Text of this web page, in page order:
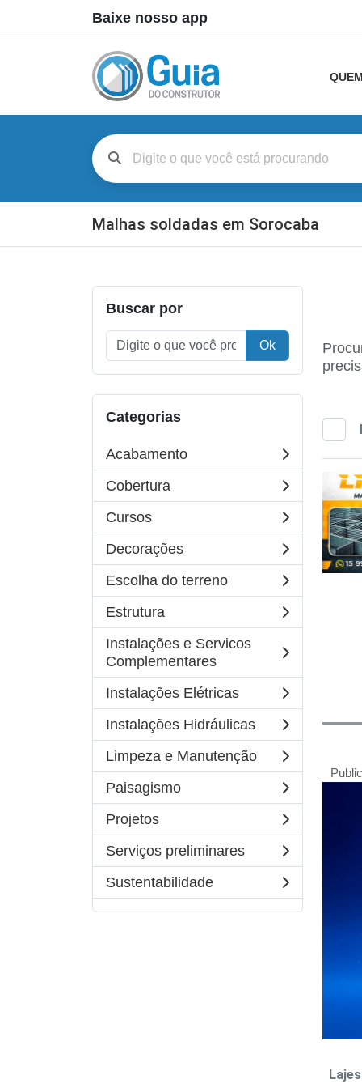
Baixe nosso app
Malhas soldadas em Sorocaba
Buscar por
Ok
Categorias
Acabamento
Cobertura
Cursos
Decorações
Escolha do terreno
Estrutura
Instalações e Servicos
Complementares
Instalações Elétricas
Instalações Hidráulicas
Limpeza e Manutenção
Paisagismo
Projetos
Serviços preliminares
Sustentabilidade